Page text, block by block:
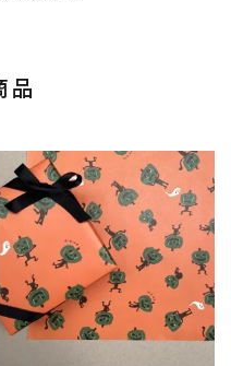
品